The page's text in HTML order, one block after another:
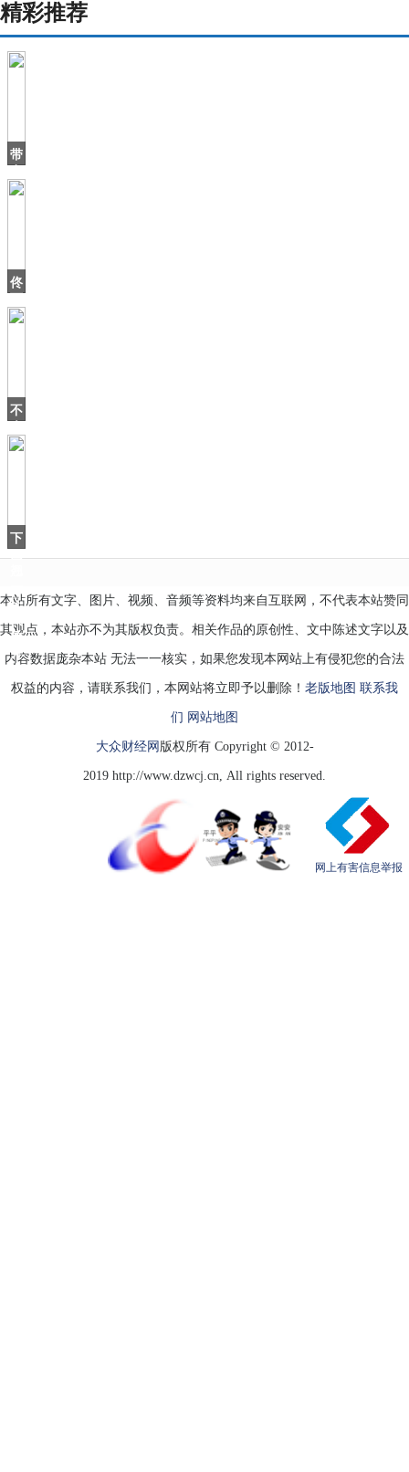
精彩推荐
带
花
最
适
佟
娅
美？
穿
不
用
中
国
下
巴
分，
气
质
升
本站所有文字、图片、视频、音频等资料均来自互联网，不代表本站赞同
其观点，本站亦不为其版权负责。相关作品的原创性、文中陈述文字以及
内容数据庞杂本站 无法一一核实，如果您发现本网站上有侵犯您的合法
权益的内容，请联系我们，本网站将立即予以删除！ 老版地图 联系我
们 网站地图
大众财经网 版权所有 Copyright © 2012-
2019 http://www.dzwcj.cn, All rights reserved.
网上有害信息举报